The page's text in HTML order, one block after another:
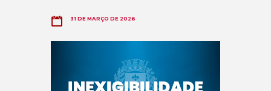
31 DE MARÇO DE 2026